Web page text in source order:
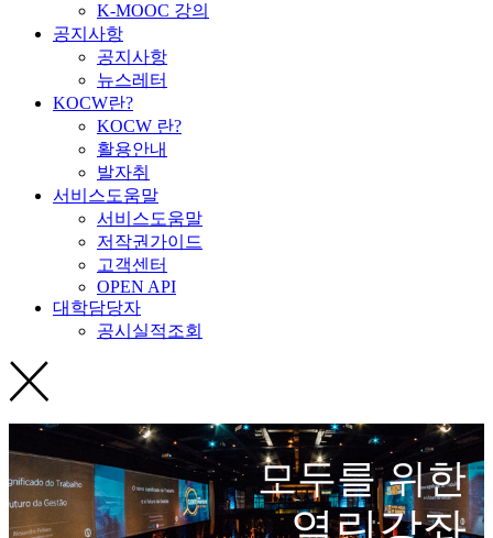
K-MOOC 강의
공지사항
공지사항
뉴스레터
KOCW란?
KOCW 란?
활용안내
발자취
서비스도움말
서비스도움말
저작권가이드
고객센터
OPEN API
대학담당자
공시실적조회
모두를 위한